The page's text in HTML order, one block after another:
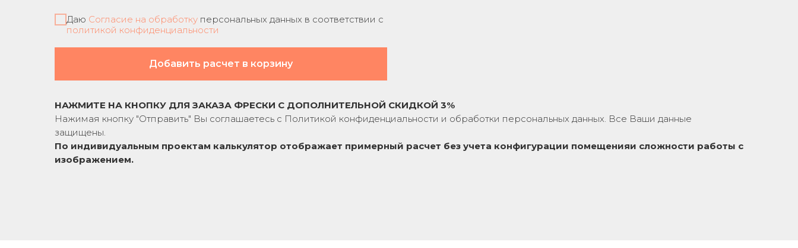
Даю Согласие на обработку персональных данных в соответствии с
политикой конфиденциальности
Добавить расчет в корзину
НАЖМИТЕ НА КНОПКУ ДЛЯ ЗАКАЗА ФРЕСКИ С ДОПОЛНИТЕЛЬНОЙ СКИДКОЙ 3%
Нажимая кнопку "Отправить" Вы соглашаетесь с Политикой конфиденциальности и обработки персональных данных. Все Ваши данные
защищены.
По индивидуальным проектам калькулятор отображает примерный расчет без учета конфигурации помещенияи сложности работы с
изображением.